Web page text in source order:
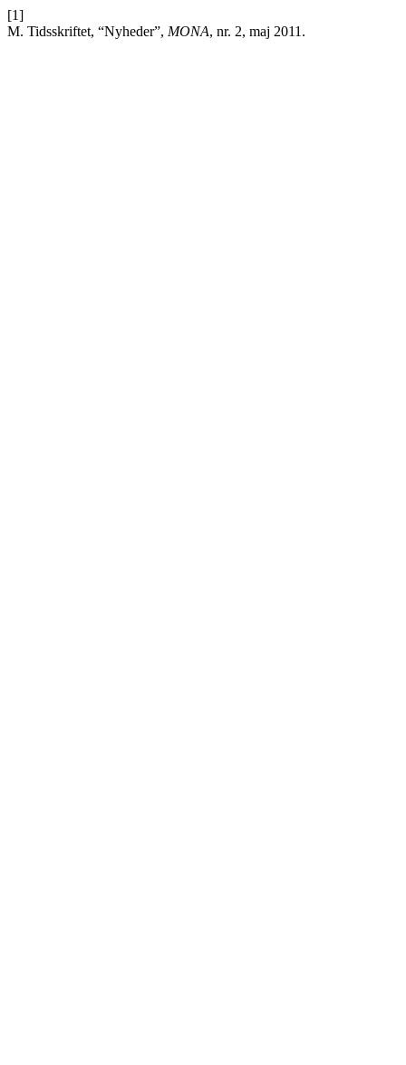
[1]
M. Tidsskriftet, “Nyheder”, MONA, nr. 2, maj 2011.